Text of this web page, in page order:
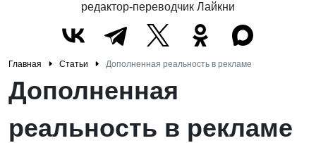
редактор-переводчик Лайкни
Главная Статьи Дополненная реальность в рекламе
Дополненная
реальность в рекламе